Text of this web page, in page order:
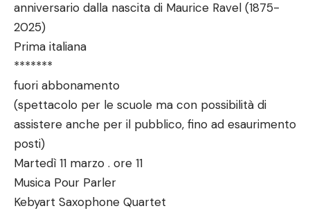
anniversario dalla nascita di Maurice Ravel (1875-
2025)
Prima italiana
*******
fuori abbonamento
(spettacolo per le scuole ma con possibilità di
assistere anche per il pubblico, fino ad esaurimento
posti)
Martedì 11 marzo . ore 11
Musica Pour Parler
Kebyart Saxophone Quartet